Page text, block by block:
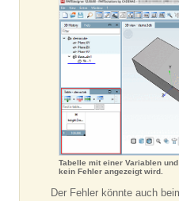
Tabelle mit einer Variablen
kein Fehler angezeigt wird.
Der Fehler könnte auch